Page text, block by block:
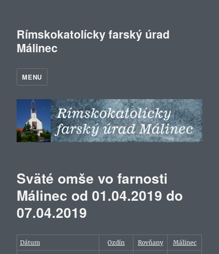
Rímskokatolícky farský úrad
Málinec
MENU
Sväté omše vo farnosti
Málinec od 01.04.2019 do
07.04.2019
Dátum Ozdín Rovňany Málinec